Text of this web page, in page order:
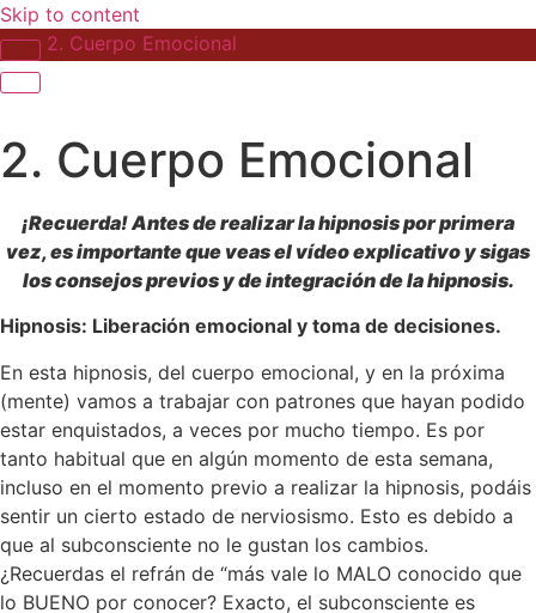
Skip to content
2. Cuerpo Emocional
2. Cuerpo Emocional
¡Recuerda! Antes de realizar la hipnosis por primera
vez, es importante que veas el vídeo explicativo y sigas
los consejos previos y de integración de la hipnosis.
Hipnosis: Liberación emocional y toma de decisiones.
En esta hipnosis, del cuerpo emocional, y en la próxima
(mente) vamos a trabajar con patrones que hayan podido
estar enquistados, a veces por mucho tiempo. Es por
tanto habitual que en algún momento de esta semana,
incluso en el momento previo a realizar la hipnosis, podáis
sentir un cierto estado de nerviosismo. Esto es debido a
que al subconsciente no le gustan los cambios.
¿Recuerdas el refrán de “más vale lo MALO conocido que
lo BUENO por conocer? Exacto, el subconsciente es